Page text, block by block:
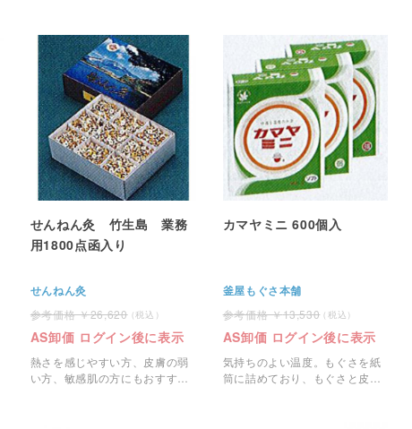
せんねん灸 竹生島 業務
用1800点函入り
せんねん灸
26,620
AS卸価 ログイン後に表示
熱さを感じやすい方、皮膚の弱
い方、敏感肌の方にもおすす
カマヤミニ 600個入
釜屋もぐさ本舗
13,530
AS卸価 ログイン後に表示
気持ちのよい温度。もぐさを紙
筒に詰めており、もぐさと皮膚